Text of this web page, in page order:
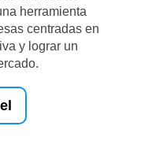
herramienta
centradas en
y lograr un